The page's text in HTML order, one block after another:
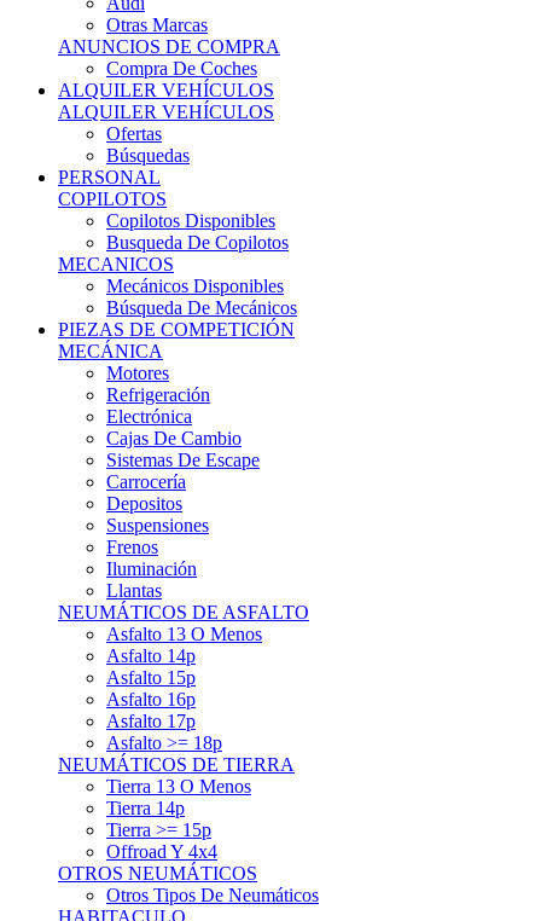
ANUNCIOS DE COMPRA
Compra De Coches
ALQUILER VEHÍCULOS
ALQUILER VEHÍCULOS
Ofertas
Búsquedas
PERSONAL
COPILOTOS
Copilotos Disponibles
Busqueda De Copilotos
MECANICOS
Mecánicos Disponibles
Búsqueda De Mecánicos
PIEZAS DE COMPETICIÓN
MECÁNICA
Motores
Refrigeración
Electrónica
Cajas De Cambio
Sistemas De Escape
Carrocería
Depositos
Suspensiones
Frenos
Iluminación
Llantas
NEUMÁTICOS DE ASFALTO
Asfalto 13 O Menos
Asfalto 14p
Asfalto 15p
Asfalto 16p
Asfalto 17p
Asfalto >= 18p
NEUMÁTICOS DE TIERRA
Tierra 13 O Menos
Tierra 14p
Tierra >= 15p
Offroad Y 4x4
OTROS NEUMÁTICOS
Otros Tipos De Neumáticos
HABITACULO
Asiento Baquet